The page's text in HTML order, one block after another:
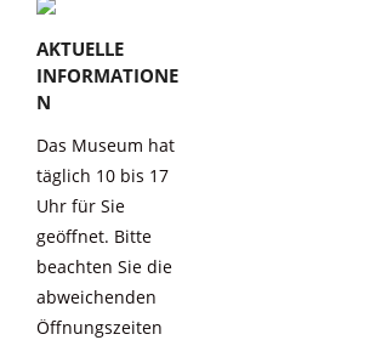
AKTUELLE
INFORMATIONE
N
Das Museum hat
täglich 10 bis 17
Uhr für Sie
geöffnet. Bitte
beachten Sie die
abweichenden
Öffnungszeiten